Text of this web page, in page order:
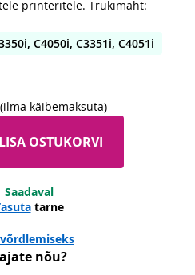
printeritele. Trükimaht:
C4050i, C3351i, C4051i
(ilma käibemaksuta)
LISA OSTUKORVI
Saadaval
tarne
nõu?